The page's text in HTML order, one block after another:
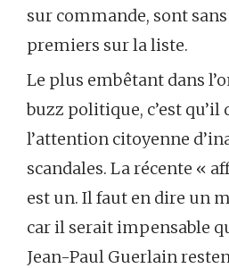
sur commande, sont
premiers sur la liste.
Le plus embêtant dans
buzz politique, c’est qu’il
l’attention citoyenne
scandales. La récente «
est un. Il faut en dire un
car il serait impensable
Jean-Paul Guerlain